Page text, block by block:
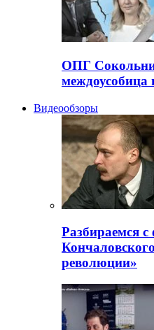
ОПГ
междоусобица
Видеообзоры
Разбираемся
революции»